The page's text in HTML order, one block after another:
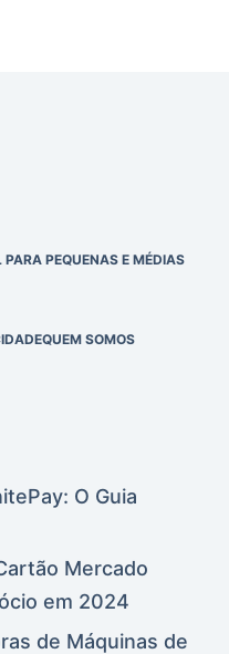
PEQUENAS E MÉDIAS
QUEM SOMOS
O Guia
Mercado
em 2024
de Máquinas de